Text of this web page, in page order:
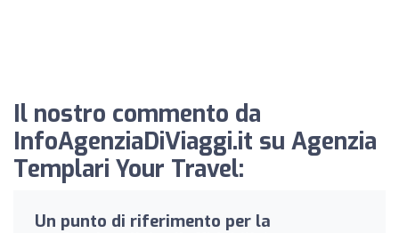
Il nostro commento da
InfoAgenziaDiViaggi.it su Agenzia
Templari Your Travel:
Un punto di riferimento per la